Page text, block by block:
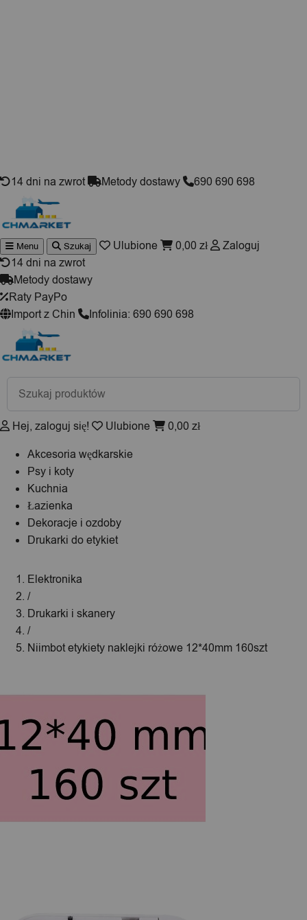
14 dni na zwrot Metody dostawy 690 690 698
Wyszukiwarka
produktów
Menu Szukaj Ulubione 0,00 zł
Zaloguj
14 dni na zwrot
Metody dostawy
Raty PayPo
Import z Chin
Infolinia: 690 690 698
Wyszukiwarka
produktów
Hej, zaloguj się! Ulubione 0,00 zł
Akcesoria wędkarskie
Psy i koty
Kuchnia
Łazienka
Dekoracje i ozdoby
Drukarki do etykiet
Elektronika
/
Drukarki i skanery
/
Niimbot etykiety naklejki różowe 12*40mm 160szt